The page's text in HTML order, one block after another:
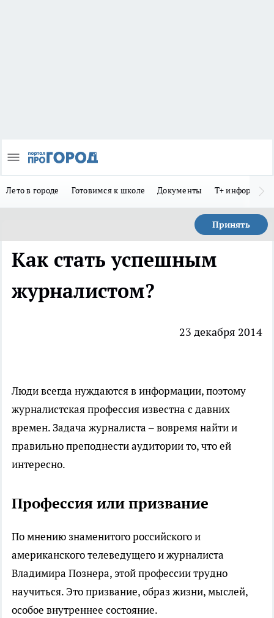
Лето в городе Готовимся к школе Документы Т+
Принять
Как стать успешным
журналистом?
23 декабря 2014
Люди всегда нуждаются в информации, поэтому
журналистская профессия известна с давних
времен. Задача журналиста – вовремя найти и
правильно преподнести аудитории то, что ей
интересно.
Профессия или призвание
По мнению знаменитого российского и
американского телеведущего и журналиста
Владимира Познера, этой профессии трудно
научиться. Это призвание, образ жизни, мыслей,
особое внутреннее состояние.